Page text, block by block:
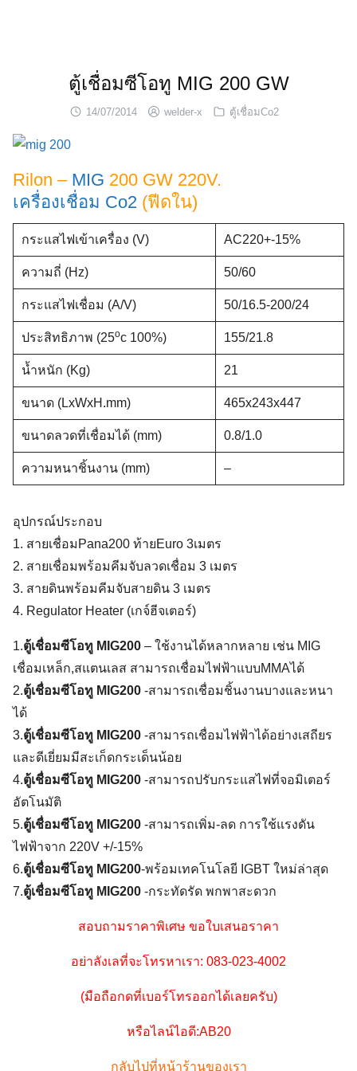
Search
for:
ตู้เชื่อมซีโอทู MIG 200 GW
14/07/2014 welder-x ตู้เชื่อมCo2
Rilon – MIG 200 GW 220V.
เครื่องเชื่อม Co2 (ฟีดใน)
กระแสไฟเข้าเครื่อง (V) AC220+-15%
ความถี่ (Hz) 50/60
กระแสไฟเชื่อม (A/V) 50/16.5-200/24
ประสิทธิภาพ (25oc 100%) 155/21.8
น้ำหนัก (Kg) 21
ขนาด (LxWxH.mm) 465x243x447
ขนาดลวดที่เชื่อมได้ (mm) 0.8/1.0
ความหนาชิ้นงาน (mm) –
อุปกรณ์ประกอบ
1. สายเชื่อมPana200 ท้ายEuro 3เมตร
2. สายเชื่อมพร้อมคีมจับลวดเชื่อม 3 เมตร
3. สายดินพร้อมคีมจับสายดิน 3 เมตร
4. Regulator Heater (เกจ์ฮีจเตอร์)
1.ตู้เชื่อมซีโอทู MIG200 – ใช้งานได้หลากหลาย เช่น MIG
เชื่อมเหล็ก,สแตนเลส สามารถเชื่อมไฟฟ้าแบบMMAได้
2.ตู้เชื่อมซีโอทู MIG200 -สามารถเชื่อมชิ้นงานบางและหนา
ได้
3.ตู้เชื่อมซีโอทู MIG200 -สามารถเชื่อมไฟฟ้าได้อย่างเสถียร
และดีเยี่ยมมีสะเก็ดกระเด็นน้อย
4.ตู้เชื่อมซีโอทู MIG200 -สามารถปรับกระแสไฟที่จอมิเตอร์
อัตโนมัติ
5.ตู้เชื่อมซีโอทู MIG200 -สามารถเพิ่ม-ลด การใช้แรงดัน
ไฟฟ้าจาก 220V +/-15%
6.ตู้เชื่อมซีโอทู MIG200-พร้อมเทคโนโลยี IGBT ใหม่ล่าสุด
7.ตู้เชื่อมซีโอทู MIG200 -กระทัดรัด พกพาสะดวก
สอบถามราคาพิเศษ ขอใบเสนอราคา
อย่าลังเลที่จะโทรหาเรา: 083-023-4002
(มือถือกดที่เบอร์โทรออกได้เลยครับ)
หรือไลน์ไอดี:AB20
กลับไปที่หน้าร้านของเรา